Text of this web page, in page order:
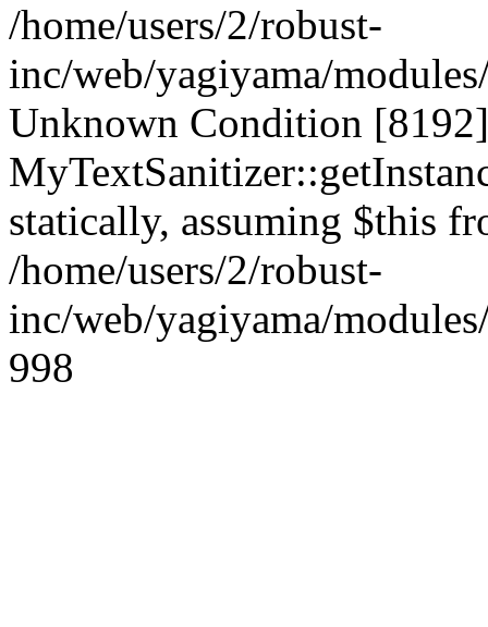
/home/users/2/robust-
inc/web/yagiyama/
Unknown Condition
statically, assuming $this
/home/users/2/robust-
inc/web/yagiyama/
998